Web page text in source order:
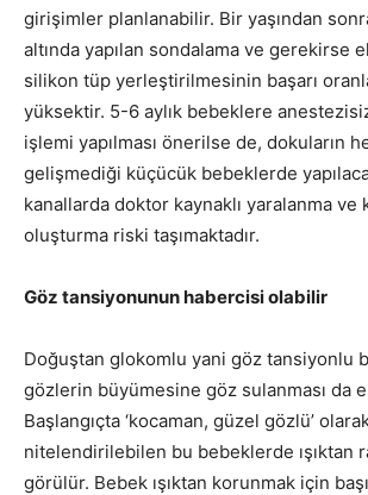
girişimler planlanabilir. Bir yaşından
altında yapılan sondalama ve gerekirse
silikon tüp yerleştirilmesinin başarı
yüksektir. 5-6 aylık bebeklere
işlemi yapılması önerilse de, dokuların
gelişmediği küçücük bebeklerde
kanallarda doktor kaynaklı yaralanma ve
oluşturma riski taşımaktadır.
Göz tansiyonunun habercisi olabilir
Doğuştan glokomlu yani göz tansiyonlu
gözlerin büyümesine göz sulanması da
Başlangıçta ‘kocaman, güzel gözlü’
nitelendirilebilen bu bebeklerde ışıktan
görülür. Bebek ışıktan korunmak için